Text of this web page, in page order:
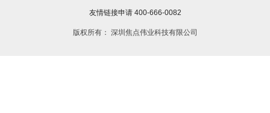
版权所有： 深圳焦点伟业科技有限公司
友情链接申请 400-666-0082